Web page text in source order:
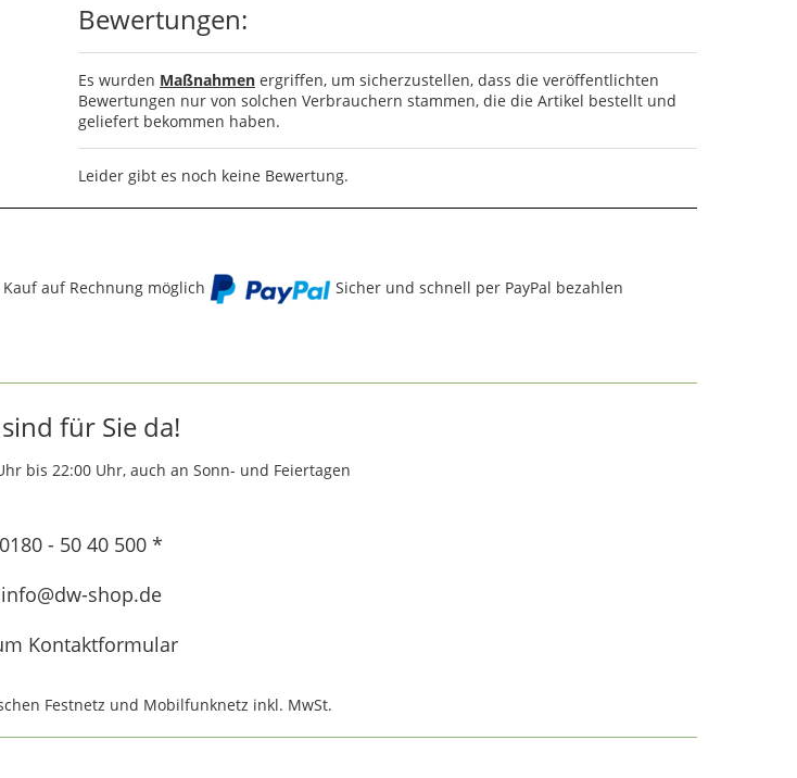
Bewertungen:
Es wurden Maßnahmen ergriffen, um sicherzustellen, dass die veröffentlichten
Bewertungen nur von solchen Verbrauchern stammen, die die Artikel bestellt und
geliefert bekommen haben.
Leider gibt es noch keine Bewertung.
auf Rechnung möglich Sicher und schnell per PayPal bezahlen
für Sie da!
bis 22:00 Uhr, auch an Sonn- und Feiertagen
0180 - 50 40 500 *
info@dw-shop.de
Kontaktformular
Festnetz und Mobilfunknetz inkl. MwSt.